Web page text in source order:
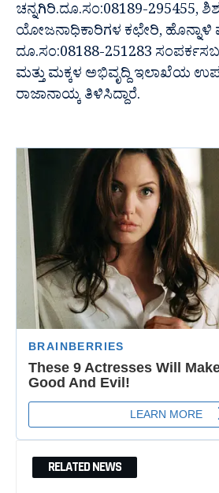
ಚನ್ನಗಿರಿ.ದೂ.ಸಂ:08189-295455,
ಯೋಜನಾಧಿಕಾರಿಗಳ ಕಛೇರಿ, ಹೊನ್ನಾಳಿ
ದೂ.ಸಂ:08188-251283
ಮತ್ತು ಮಕ್ಕಳ ಅಭಿವೃದ್ದಿ ಇಲಾಖೆಯ
ರಾಜಾನಾಯ್ಕ ತಿಳಿಸಿದ್ದಾರೆ.
RELATED NEWS